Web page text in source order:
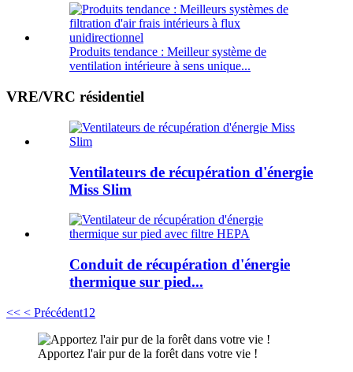
Produits tendance : Meilleur système de
ventilation intérieure à sens unique...
VRE/VRC résidentiel
Ventilateurs de récupération d'énergie
Miss Slim
Conduit de récupération d'énergie
thermique sur pied...
<< < Précédent1 2
Apportez l'air pur de la forêt dans votre vie !